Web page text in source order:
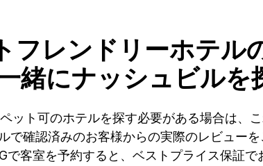
フレンドリーホテル
緒にナッシュビルを
ット可のホテルを探す必要がある場合は、
で確認済みのお客様からの実際のレビュー
客室を予約すると、ベストプライス保証